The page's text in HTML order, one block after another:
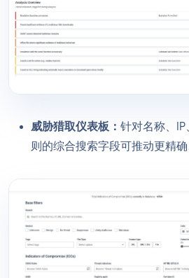
威胁猎取仪表板： 针对名称、IP
则的综合搜索字段可推动更精